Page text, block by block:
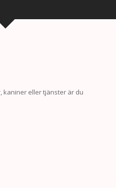
kaniner eller tjänster är du